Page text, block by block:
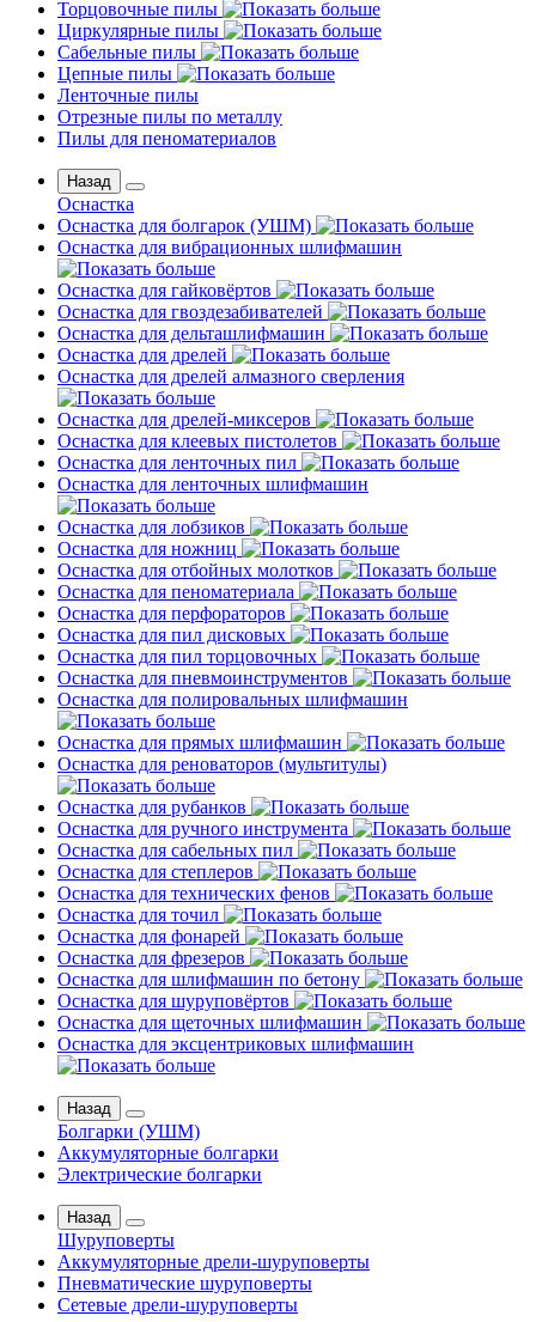
Торцовочные пилы
Циркулярные пилы
Сабельные пилы
Цепные пилы
Ленточные пилы
Отрезные пилы по металлу
Пилы для пеноматериалов
Назад
Оснастка
Оснастка для болгарок (УШМ)
Оснастка для вибрационных шлифмашин
Оснастка для гайковёртов
Оснастка для гвоздезабивателей
Оснастка для дельташлифмашин
Оснастка для дрелей
Оснастка для дрелей алмазного сверления
Оснастка для дрелей-миксеров
Оснастка для клеевых пистолетов
Оснастка для ленточных пил
Оснастка для ленточных шлифмашин
Оснастка для лобзиков
Оснастка для ножниц
Оснастка для отбойных молотков
Оснастка для пеноматериала
Оснастка для перфораторов
Оснастка для пил дисковых
Оснастка для пил торцовочных
Оснастка для пневмоинструментов
Оснастка для полировальных шлифмашин
Оснастка для прямых шлифмашин
Оснастка для реноваторов (мультитулы)
Оснастка для рубанков
Оснастка для ручного инструмента
Оснастка для сабельных пил
Оснастка для степлеров
Оснастка для технических фенов
Оснастка для точил
Оснастка для фонарей
Оснастка для фрезеров
Оснастка для шлифмашин по бетону
Оснастка для шуруповёртов
Оснастка для щеточных шлифмашин
Оснастка для эксцентриковых шлифмашин
Назад
Болгарки (УШМ)
Аккумуляторные болгарки
Электрические болгарки
Назад
Шуруповерты
Аккумуляторные дрели-шуруповерты
Пневматические шуруповерты
Сетевые дрели-шуруповерты